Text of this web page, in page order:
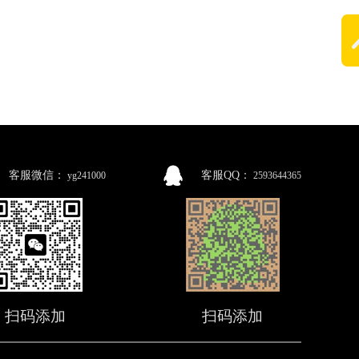
客服微信： yg241000
扫码添加
客服QQ： 2593644365
扫码添加